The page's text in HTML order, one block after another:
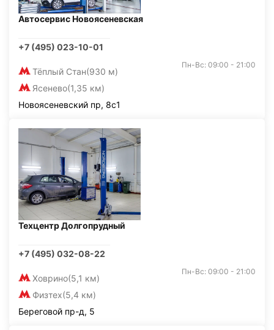
Автосервис Новоясеневская
+7 (495) 023-10-01
Тёплый Стан(930 м)
Ясенево(1,35 км)
Пн-Вс: 09:00 - 21:00
Новоясеневский пр, 8с1
Техцентр Долгопрудный
+7 (495) 032-08-22
Ховрино(5,1 км)
Физтех(5,4 км)
Пн-Вс: 09:00 - 21:00
Береговой пр-д, 5